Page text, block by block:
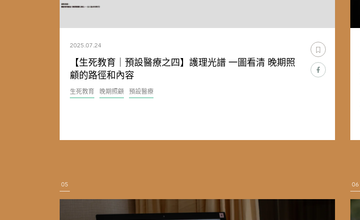
2025.07.24
【生死教育｜預設醫療之四】護理光譜 一圖看清 晚期照
顧的路徑和內容
生死教育 晚期照顧 預設醫療
05 06